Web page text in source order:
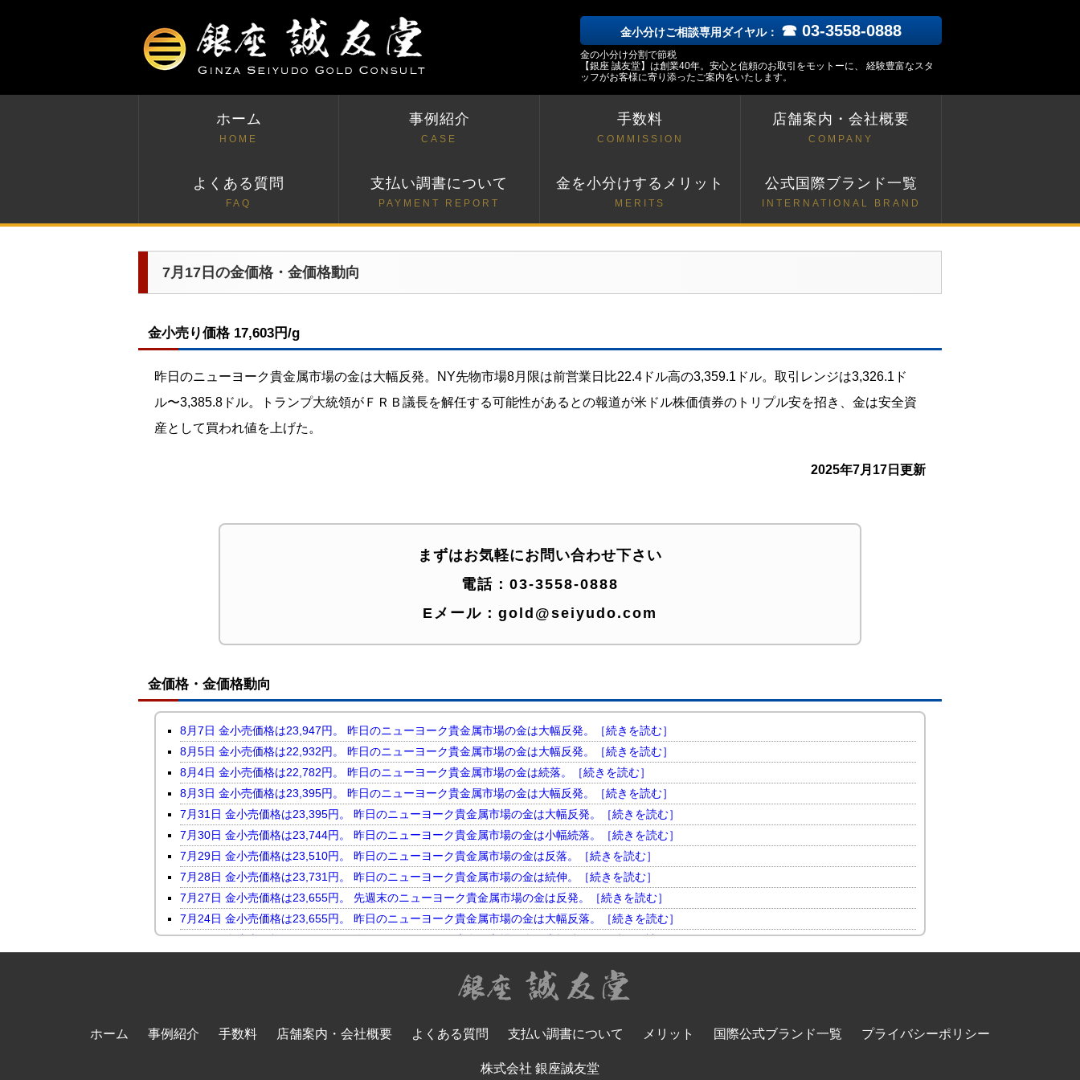
金小分けご相談専用ダイヤル： ☎ 03-3558-0888
金の小分け分割で節税
【銀座 誠友堂】は創業40年。安心と信頼のお取引をモットーに、 経験豊富なスタ
ッフがお客様に寄り添ったご案内をいたします。
ホーム
HOME
事例紹介
CASE
手数料
COMMISSION
店舗案内・会社概要
COMPANY
よくある質問
FAQ
支払い調書について
PAYMENT REPORT
金を小分けするメリット
MERITS
公式国際ブランド一覧
INTERNATIONAL BRAND
7月17日の金価格・金価格動向
金小売り価格 17,603円/g
昨日のニューヨーク貴金属市場の金は大幅反発。NY先物市場8月限は前営業日比22.4ドル高の3,359.1ドル。取引レンジは3,326.1ド
ル〜3,385.8ドル。トランプ大統領がＦＲＢ議長を解任する可能性があるとの報道が米ドル株価債券のトリプル安を招き、金は安全資
産として買われ値を上げた。
2025年7月17日更新
まずはお気軽にお問い合わせ下さい
電話： 03-3558-0888
Eメール： gold@seiyudo.com
金価格・金価格動向
8月7日 金小売価格は23,947円。 昨日のニューヨーク貴金属市場の金は大幅反発。［続きを読む］
8月5日 金小売価格は22,932円。 昨日のニューヨーク貴金属市場の金は大幅反発。［続きを読む］
8月4日 金小売価格は22,782円。 昨日のニューヨーク貴金属市場の金は続落。［続きを読む］
8月3日 金小売価格は23,395円。 昨日のニューヨーク貴金属市場の金は大幅反発。［続きを読む］
7月31日 金小売価格は23,395円。 昨日のニューヨーク貴金属市場の金は大幅反発。［続きを読む］
7月30日 金小売価格は23,744円。 昨日のニューヨーク貴金属市場の金は小幅続落。［続きを読む］
7月29日 金小売価格は23,510円。 昨日のニューヨーク貴金属市場の金は反落。［続きを読む］
7月28日 金小売価格は23,731円。 昨日のニューヨーク貴金属市場の金は続伸。［続きを読む］
7月27日 金小売価格は23,655円。 先週末のニューヨーク貴金属市場の金は反発。［続きを読む］
7月24日 金小売価格は23,655円。 昨日のニューヨーク貴金属市場の金は大幅反落。［続きを読む］
7月23日 金小売価格は24,046円。 昨日のニューヨーク貴金属市場の金は大幅続伸。［続きを読む］
7月21日 金小売価格は23,247円。 昨日のニューヨーク貴金属市場の金は小幅反落。［続きを読む］
7月17日 金小売価格は23,118円。 昨日のニューヨーク貴金属市場の金は大幅続落。［続きを読む］
7月15日 金小売価格は23,464円。 昨日のニューヨーク貴金属市場の金は大幅反発。［続きを読む］
7月14日 金小売価格は23,098円。 昨日のニューヨーク貴金属市場の金は大幅続落。［続きを読む］
ホーム 事例紹介 手数料 店舗案内・会社概要 よくある質問 支払い調書について メリット 国際公式ブランド一覧 プライバシーポリシー
株式会社 銀座誠友堂